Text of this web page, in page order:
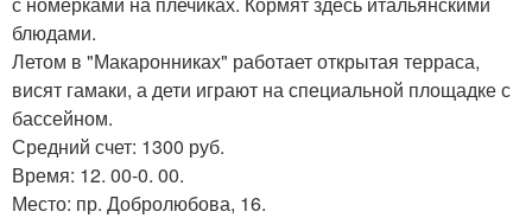
блюдами.
Летом в "Макаронниках" работает открытая терраса,
висят гамаки, а дети играют на специальной площадке с
бассейном.
Средний счет: 1300 руб.
Время: 12. 00-0. 00.
Место: пр. Добролюбова, 16.